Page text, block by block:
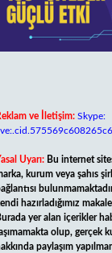
ve İletişim: Skype:
Uyarı: Bu internet
kurum veya şahıs
hazırladığımız
yer alan içerikler
olup, gerçek
paylaşım